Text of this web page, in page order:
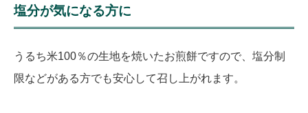
塩分が気になる方に
うるち米100％の生地を焼いたお煎餅ですので、塩分制
限などがある方でも安心して召し上がれます。